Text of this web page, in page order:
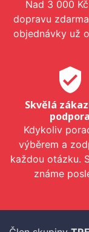
Nad 3 000
dopravu
objednávky už
verified_user
Skvělá
podpora
Kdykoliv
výběrem a
každou otázku.
známe